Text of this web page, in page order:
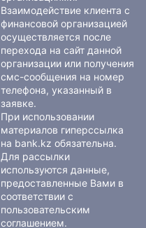
Взаимодействие клиента с
финансовой организацией
осуществляется после
перехода на сайт данной
организации или получения
смс-сообщения на номер
телефона, указанный в
заявке.
При использовании
материалов гиперссылка
на bank.kz обязательна.
Для рассылки
используются данные,
предоставленные Вами в
соответствии с
пользовательским
соглашением.